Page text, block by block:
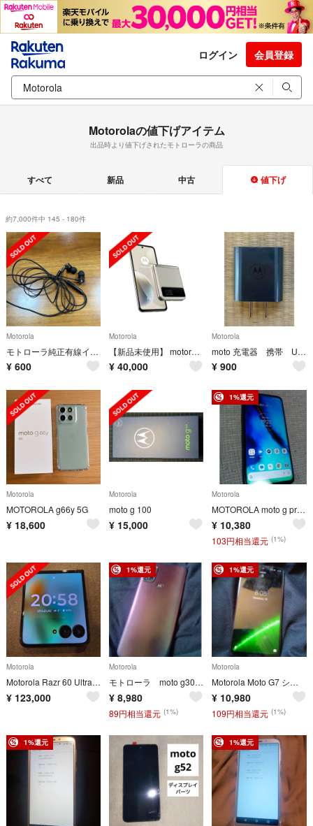
ログイン 会員登録
Motorolaの値下げアイテム
出品時より値下げされたモトローラの商品
すべて 新品 中古 値下げ
約7,000件中 145 - 180件
Motorola
モトローラ純正有線イヤホン マイク付き
¥ 600
Motorola
【新品未使用】 motorola razr 40 8GB/256GB
¥ 40,000
Motorola
moto 充電器 携帯 USB
¥ 900
Motorola
MOTOROLA g66y 5G
¥ 18,600
Motorola
moto g 100
¥ 15,000
1%還元
Motorola
MOTOROLA moto g pro スマートフォン本体 シムフリー スマホ
¥ 10,380
103円相当還元 (1%)
Motorola
Motorola Razr 60 Ultra 国内モデル
¥ 123,000
1%還元
Motorola
モトローラ moto g30シムフリー 楽天モバイルリンク スマートフォン本体
¥ 8,980
89円相当還元 (1%)
1%還元
Motorola
Motorola Moto G7 シムフリースマートフォン本体 スマホ本体
¥ 10,980
109円相当還元 (1%)
1%還元 1%還元